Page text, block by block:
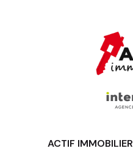
ACTIF IMMOBILIER